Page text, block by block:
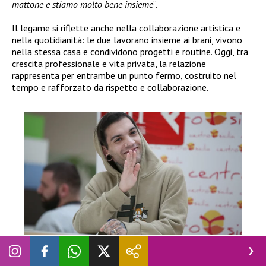
mattone e stiamo molto bene insieme“.
Il legame si riflette anche nella collaborazione artistica e
nella quotidianità: le due lavorano insieme ai brani, vivono
nella stessa casa e condividono progetti e routine. Oggi, tra
crescita professionale e vita privata, la relazione
rappresenta per entrambe un punto fermo, costruito nel
tempo e rafforzato da rispetto e collaborazione.
NEWS